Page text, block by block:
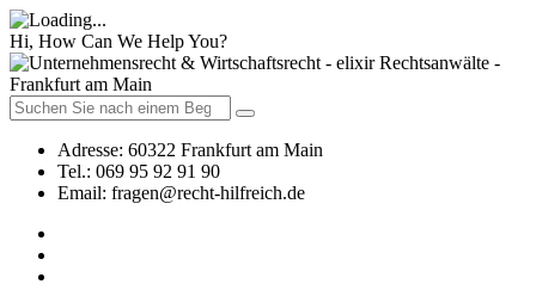
Hi, How Can We Help You?
Adresse: 60322 Frankfurt am Main
Tel.: 069 95 92 91 90
Email: fragen@recht-hilfreich.de